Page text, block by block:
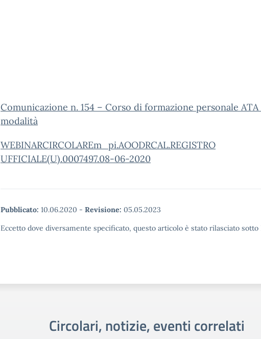
Comunicazione n. 154 – Corso di formazione personale
modalità
WEBINARCIRCOLAREm_pi.AOODRCAL.REGISTRO
UFFICIALE(U).0007497.08-06-2020
Pubblicato: 10.06.2020 - Revisione: 05.05.2023
Eccetto dove diversamente specificato, questo articolo è stato rilasciato
Circolari, notizie, eventi correlati